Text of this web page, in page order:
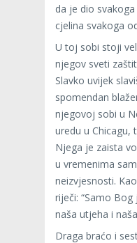
da je dio
cjelina svakoga
U toj sobi stoji
njegov sveti
Slavko uvijek
spomendan
njegovoj sobi u
uredu u Chicagu,
Njega je zaista
u vremenima
neizvjesnosti.
riječi: “Samo
naša utjeha i
Draga braćo i